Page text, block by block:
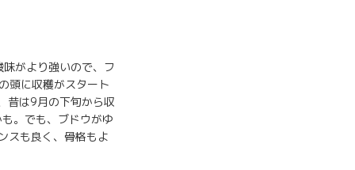
がより強いので、フ
頭に収穫がスタート
昔は9月の下旬から収
。でも、ブドウがゆ
スも良く、骨格もよ